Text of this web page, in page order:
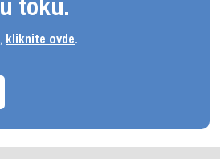
kliknite ovde.